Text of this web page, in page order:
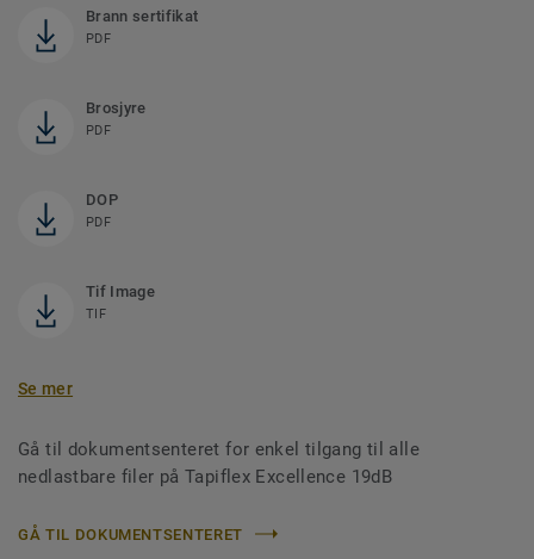
Brann sertifikat
PDF
Brosjyre
PDF
DOP
PDF
Tif Image
TIF
Se mer
Gå til dokumentsenteret for enkel tilgang til alle
nedlastbare filer på Tapiflex Excellence 19dB
GÅ TIL DOKUMENTSENTERET